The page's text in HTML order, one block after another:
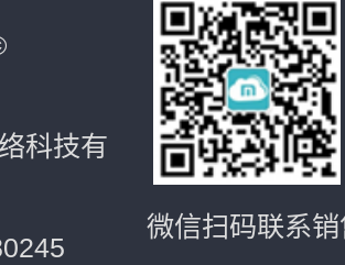
科技有
微信扫码联系